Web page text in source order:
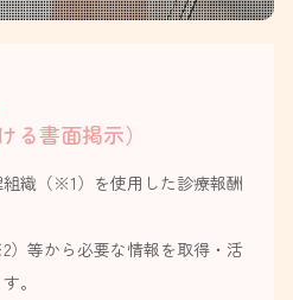
る書面掲示）
織（※1）を使用した診療報酬
）等から必要な情報を取得・活
。